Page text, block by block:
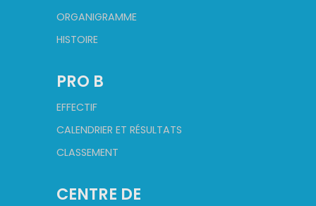
ORGANIGRAMME
HISTOIRE
PRO B
EFFECTIF
CALENDRIER ET RÉSULTATS
CLASSEMENT
CENTRE DE